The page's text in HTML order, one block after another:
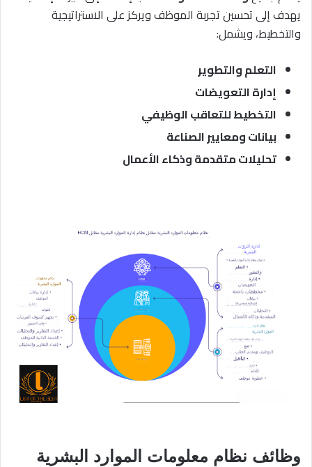
يهدف إلى تحسين تجربة الموظف ويركز على الاستراتيجية
والتخطيط، ويشمل:
التعلم والتطوير
إدارة التعويضات
التخطيط للتعاقب الوظيفي
بيانات ومعايير الصناعة
تحليلات متقدمة وذكاء الأعمال
وظائف نظام معلومات الموارد البشرية